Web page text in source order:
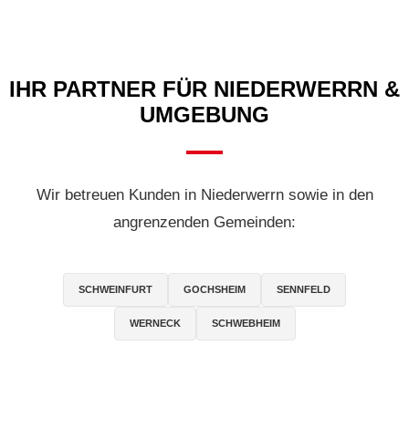
IHR PARTNER FÜR NIEDERWERRN &
UMGEBUNG
Wir betreuen Kunden in Niederwerrn sowie in den
angrenzenden Gemeinden:
SCHWEINFURT GOCHSHEIM SENNFELD
WERNECK SCHWEBHEIM